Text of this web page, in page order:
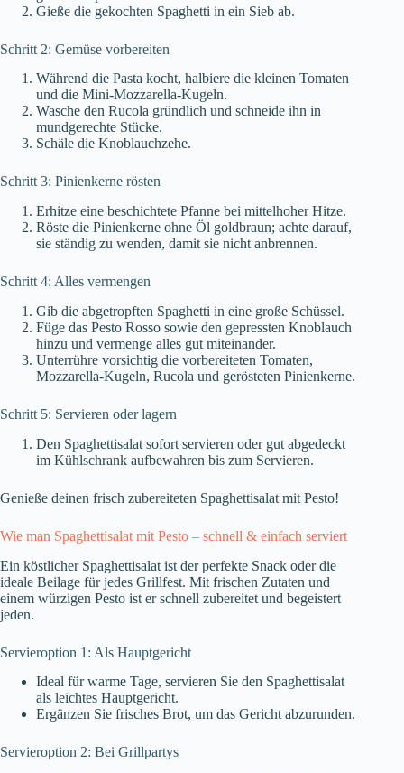
Gieße die gekochten Spaghetti in ein Sieb ab.
Schritt 2: Gemüse vorbereiten
Während die Pasta kocht, halbiere die kleinen Tomaten
und die Mini-Mozzarella-Kugeln.
Wasche den Rucola gründlich und schneide ihn in
mundgerechte Stücke.
Schäle die Knoblauchzehe.
Schritt 3: Pinienkerne rösten
Erhitze eine beschichtete Pfanne bei mittelhoher Hitze.
Röste die Pinienkerne ohne Öl goldbraun; achte darauf,
sie ständig zu wenden, damit sie nicht anbrennen.
Schritt 4: Alles vermengen
Gib die abgetropften Spaghetti in eine große Schüssel.
Füge das Pesto Rosso sowie den gepressten Knoblauch
hinzu und vermenge alles gut miteinander.
Unterrühre vorsichtig die vorbereiteten Tomaten,
Mozzarella-Kugeln, Rucola und gerösteten Pinienkerne.
Schritt 5: Servieren oder lagern
Den Spaghettisalat sofort servieren oder gut abgedeckt
im Kühlschrank aufbewahren bis zum Servieren.
Genieße deinen frisch zubereiteten Spaghettisalat mit Pesto!
Wie man Spaghettisalat mit Pesto – schnell & einfach serviert
Ein köstlicher Spaghettisalat ist der perfekte Snack oder die
ideale Beilage für jedes Grillfest. Mit frischen Zutaten und
einem würzigen Pesto ist er schnell zubereitet und begeistert
jeden.
Servieroption 1: Als Hauptgericht
Ideal für warme Tage, servieren Sie den Spaghettisalat
als leichtes Hauptgericht.
Ergänzen Sie frisches Brot, um das Gericht abzurunden.
Servieroption 2: Bei Grillpartys